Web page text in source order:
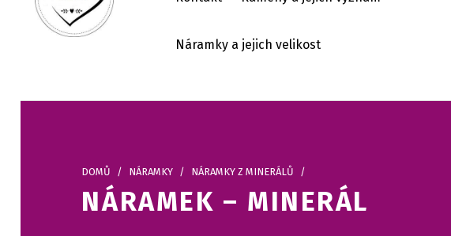
HOBI ART Náramky a jejich velikost
DOMŮ / NÁRAMKY / NÁRAMKY Z MINERÁLŮ /
NÁRAMEK – MINERÁL